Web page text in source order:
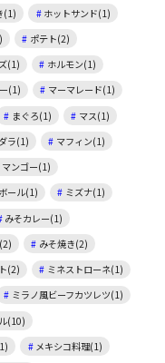
(1)
ホットサンド(1)
ポテト(2)
(1)
ホルモン(1)
(1)
マーマレード(1)
まぐろ(1)
マス(1)
ラ(1)
マフィン(1)
マンゴー(1)
ール(1)
ミズナ(1)
みそカレー(1)
みそ焼き(2)
(2)
ミネストローネ(1)
ミラノ風ビーフカツレツ(1)
(10)
メキシコ料理(1)